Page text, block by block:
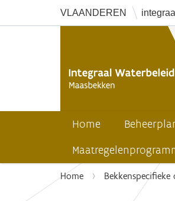
VLAANDEREN
Home
U
Home Bekkenspecifieke